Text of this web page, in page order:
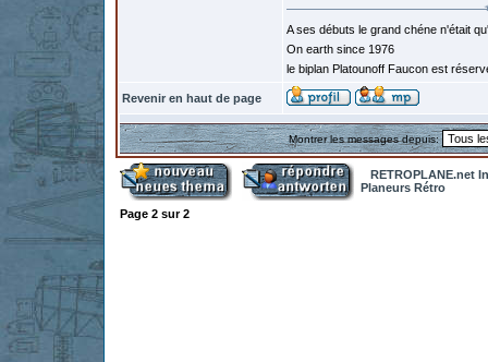
A ses débuts le grand chéne n'était
On earth since 1976
le biplan Platounoff Faucon est
Revenir en haut de page
Montrer les messages depuis:
RETROPLANE.net
Planeurs Rétro
Page 2 sur2